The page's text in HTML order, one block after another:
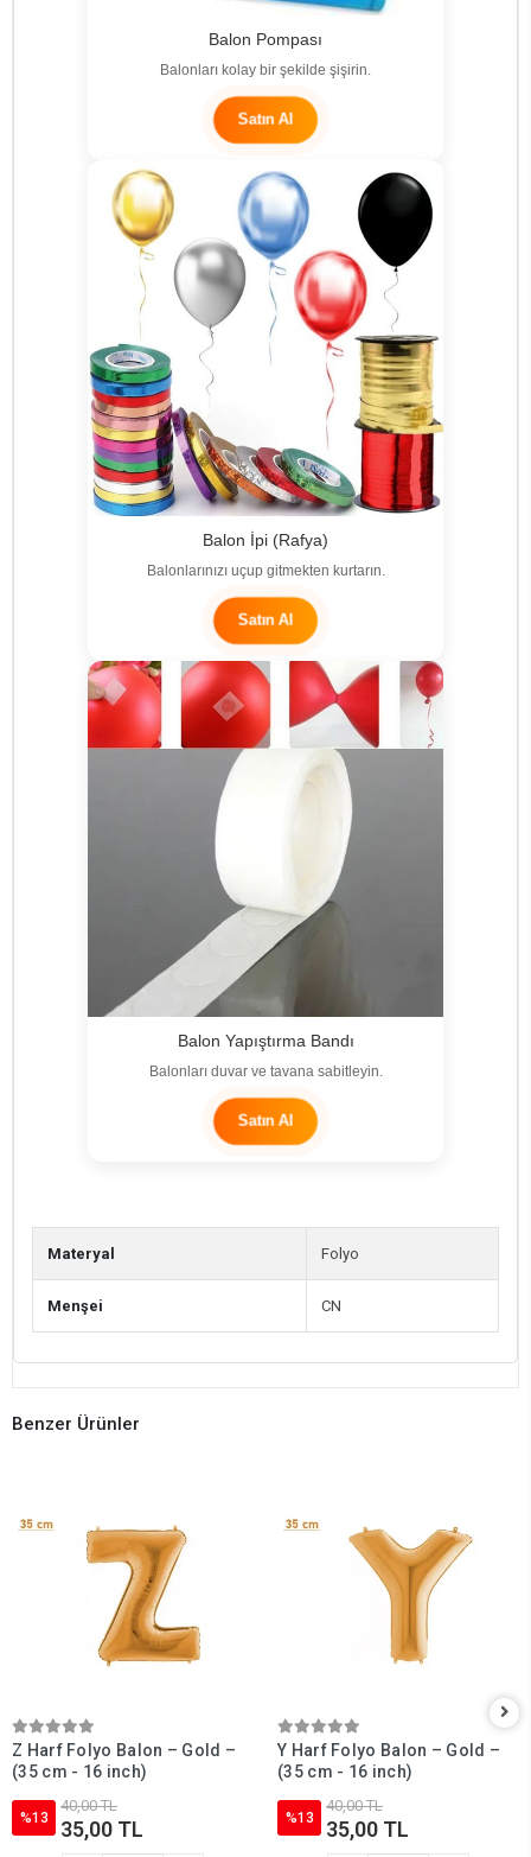
Balon Pompası
Balonları kolay bir şekilde şişirin.
Satın Al
Balon İpi (Rafya)
Balonlarınızı uçup gitmekten kurtarın.
Satın Al
Balon Yapıştırma Bandı
Balonları duvar ve tavana sabitleyin.
Satın Al
Materyal Folyo
Menşei CN
Benzer Ürünler
Z Harf Folyo Balon – Gold –
(35 cm - 16 inch)
%13
40,00 TL
35,00 TL
Y Harf Folyo Balon – Gold –
(35 cm - 16 inch)
%13
40,00 TL
35,00 TL